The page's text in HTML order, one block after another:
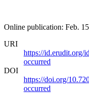
Online publication: Feb.
URI
https://id.erudit.org/
occurred
DOI
https://doi.org/
occurred